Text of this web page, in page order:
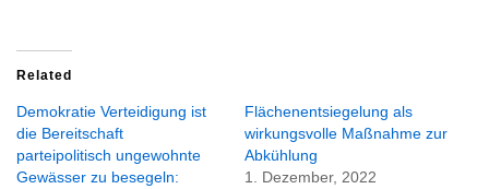
Related
Demokratie Verteidigung ist
die Bereitschaft
parteipolitisch ungewohnte
Gewässer zu besegeln:
Flächenentsiegelung als
wirkungsvolle Maßnahme zur
Abkühlung
1. Dezember, 2022